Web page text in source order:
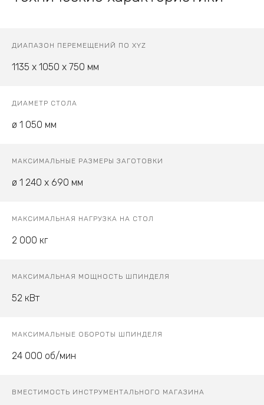
ДИАПАЗОН ПЕРЕМЕЩЕНИЙ ПО XYZ
1135 x 1050 x 750 мм
ДИАМЕТР СТОЛА
ø 1 050 мм
МАКСИМАЛЬНЫЕ РАЗМЕРЫ ЗАГОТОВКИ
ø 1 240 x 690 мм
МАКСИМАЛЬНАЯ НАГРУЗКА НА СТОЛ
2 000 кг
МАКСИМАЛЬНАЯ МОЩНОСТЬ ШПИНДЕЛЯ
52 кВт
МАКСИМАЛЬНЫЕ ОБОРОТЫ ШПИНДЕЛЯ
24 000 об/мин
ВМЕСТИМОСТЬ ИНСТРУМЕНТАЛЬНОГО МАГАЗИНА